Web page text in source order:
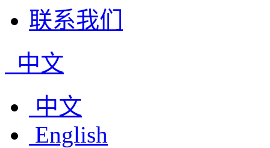
联系我们
中文
中文
English